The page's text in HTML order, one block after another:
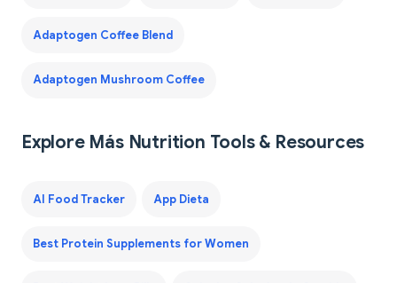
Adaptogen Coffee Blend
Adaptogen Mushroom Coffee
Explore Más Nutrition Tools & Resources
AI Food Tracker App Dieta
Best Protein Supplements for Women